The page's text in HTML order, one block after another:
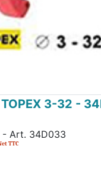
TOPEX 3-32 -
Art. 34D033
TTC